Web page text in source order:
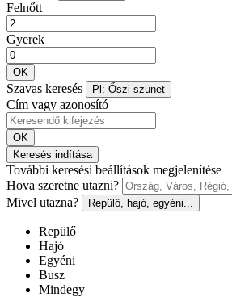
Felnőtt
Gyerek
OK
Szavas keresés Pl: Őszi szünet
Cím vagy azonosító
OK
Keresés indítása
További keresési beállítások megjelenítése
Hova szeretne utazni?
Mivel utazna?
Repülő, hajó, egyéni...
Repülő
Hajó
Egyéni
Busz
Mindegy